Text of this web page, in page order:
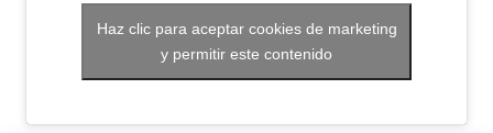
Haz clic para aceptar cookies de marketing
y permitir este contenido